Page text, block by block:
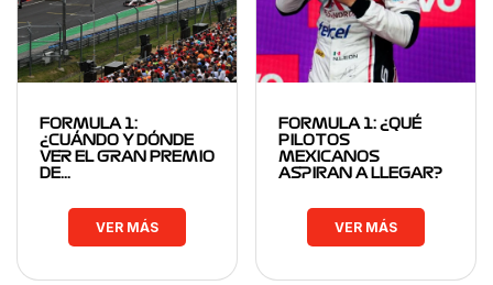
FORMULA 1:
¿CUÁNDO Y DÓNDE
VER EL GRAN PREMIO
DE…
VER MÁS
FORMULA 1: ¿QUÉ
PILOTOS
MEXICANOS
ASPIRAN A LLEGAR?
VER MÁS